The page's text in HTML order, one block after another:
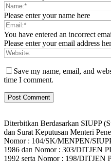
Please enter your name here
You have entered an incorrect
Please enter your email address
Save my name, email, and
time I comment.
Diterbitkan Berdasarkan SIUPP
dan Surat Keputusan Menteri
Nomor : 104/SK/MENPEN/
1986 dan Nomor : 303/DITJEN
1992 serta Nomor : 198/DITJEN